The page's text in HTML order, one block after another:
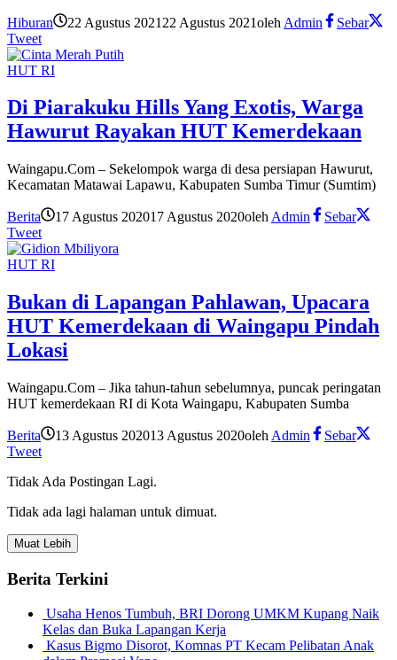
Hiburan 22 Agustus 2021 22 Agustus 2021oleh Admin
Sebar
Tweet
HUT RI
Di Piarakuku Hills Yang Exotis, Warga
Hawurut Rayakan HUT Kemerdekaan
Waingapu.Com – Sekelompok warga di desa persiapan Hawurut,
Kecamatan Matawai Lapawu, Kabupaten Sumba Timur (Sumtim)
Berita 17 Agustus 202017 Agustus 2020oleh Admin
Sebar
Tweet
HUT RI
Bukan di Lapangan Pahlawan, Upacara
HUT Kemerdekaan di Waingapu Pindah
Lokasi
Waingapu.Com – Jika tahun-tahun sebelumnya, puncak peringatan
HUT kemerdekaan RI di Kota Waingapu, Kabupaten Sumba
Berita 13 Agustus 202013 Agustus 2020oleh Admin
Sebar
Tweet
Tidak Ada Postingan Lagi.
Tidak ada lagi halaman untuk dimuat.
Muat Lebih
Berita Terkini
Usaha Henos Tumbuh, BRI Dorong UMKM Kupang Naik
Kelas dan Buka Lapangan Kerja
Kasus Bigmo Disorot, Komnas PT Kecam Pelibatan Anak